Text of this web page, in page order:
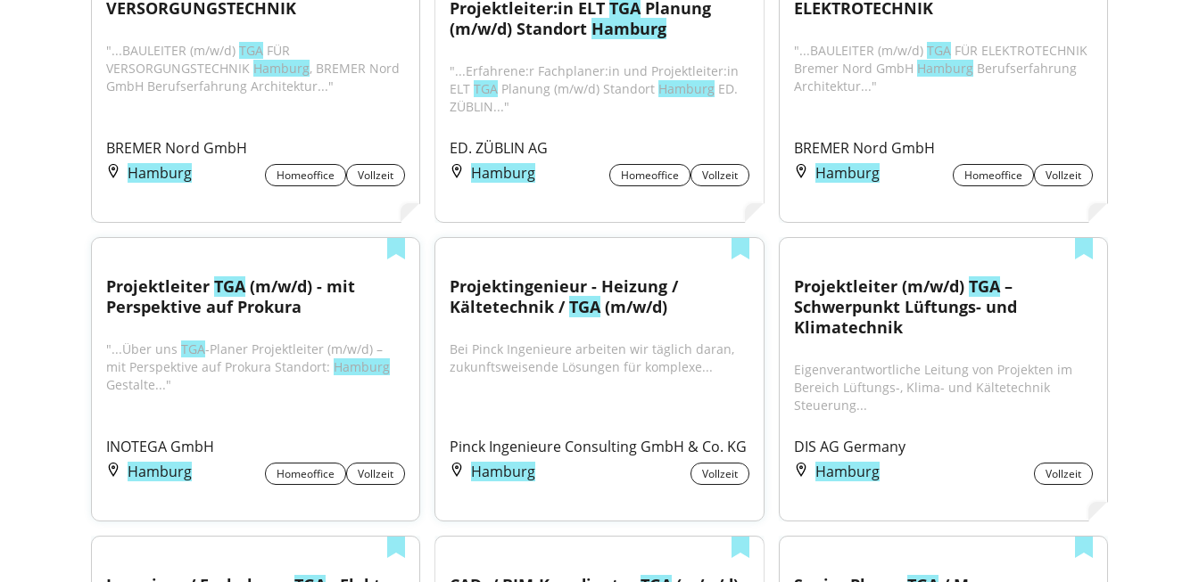
VERSORGUNGSTECHNIK
"...BAULEITER (m/w/d) TGA FÜR
VERSORGUNGSTECHNIK Hamburg, BREMER Nord
GmbH Berufserfahrung Architektur..."
BREMER Nord GmbH
Hamburg
Homeoffice Vollzeit
Projektleiter:in ELT TGA Planung
(m/w/d) Standort Hamburg
"...Erfahrene:r Fachplaner:in und Projektleiter:in
ELT TGA Planung (m/w/d) Standort Hamburg ED.
ZÜBLIN..."
ED. ZÜBLIN AG
Hamburg
Homeoffice Vollzeit
ELEKTROTECHNIK
"...BAULEITER (m/w/d) TGA FÜR ELEKTROTECHNIK
Bremer Nord GmbH Hamburg Berufserfahrung
Architektur..."
BREMER Nord GmbH
Hamburg
Homeoffice Vollzeit
Projektleiter TGA (m/w/d) - mit
Perspektive auf Prokura
"...Über uns TGA-Planer Projektleiter (m/w/d) –
mit Perspektive auf Prokura Standort: Hamburg
Gestalte..."
INOTEGA GmbH
Hamburg
Homeoffice Vollzeit
Projektingenieur - Heizung /
Kältetechnik / TGA (m/w/d)
Bei Pinck Ingenieure arbeiten wir täglich daran,
zukunftsweisende Lösungen für komplexe...
Pinck Ingenieure Consulting GmbH & Co. KG
Hamburg
Vollzeit
Projektleiter (m/w/d) TGA –
Schwerpunkt Lüftungs- und
Klimatechnik
Eigenverantwortliche Leitung von Projekten im
Bereich Lüftungs-, Klima- und Kältetechnik
Steuerung...
DIS AG Germany
Hamburg
Vollzeit